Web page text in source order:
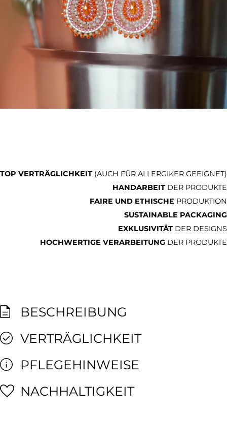
TOP VERTRÄGLICHKEIT (AUCH FÜR ALLERGIKER GEEIGNET)
HANDARBEIT DER PRODUKTE
FAIRE UND ETHISCHE PRODUKTION
SUSTAINABLE PACKAGING
EXKLUSIVITÄT DER DESIGNS
HOCHWERTIGE VERARBEITUNG DER PRODUKTE
BESCHREIBUNG
VERTRÄGLICHKEIT
PFLEGEHINWEISE
NACHHALTIGKEIT